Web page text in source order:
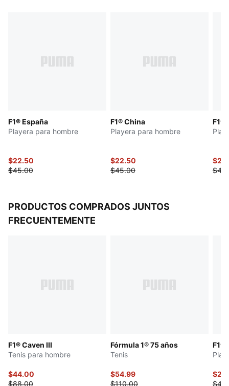
F1® España
Playera para hombre
$22.50
$45.00
F1® China
Playera para hombre
$22.50
$45.00
F1®
PRODUCTOS COMPRADOS JUNTOS
FRECUENTEMENTE
F1® Caven III
Tenis para hombre
$44.00
$88.00
Fórmula 1® 75 años
Tenis
$54.99
$110.00
F1®